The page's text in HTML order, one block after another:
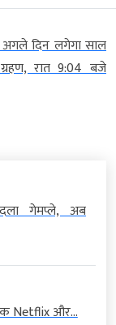
अगले दिन लगेगा साल
रात 9:04 बजे
गेमप्ले, अब
Netflix और...